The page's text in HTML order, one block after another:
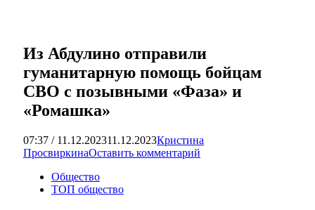
Из Абдулино отправили
гуманитарную помощь бойцам
СВО с позывными «Фаза» и
«Ромашка»
07:37 / 11.12.202311.12.2023Кристина
ПросвиркинаОставить комментарий
Общество
ТОП общество